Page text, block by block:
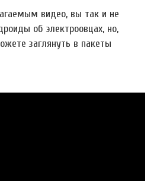
видео, вы так и не
об электроовцах, но,
заглянуть в пакеты